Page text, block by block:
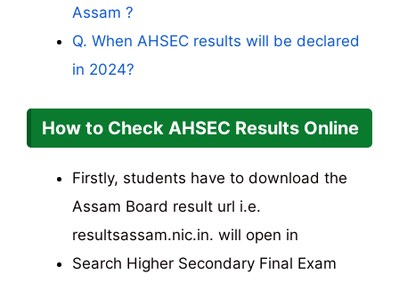
Assam ?
Q. When AHSEC results will be declared
in 2024?
How to Check AHSEC Results Online
Firstly, students have to download the
Assam Board result url i.e.
resultsassam.nic.in. will open in
Search Higher Secondary Final Exam